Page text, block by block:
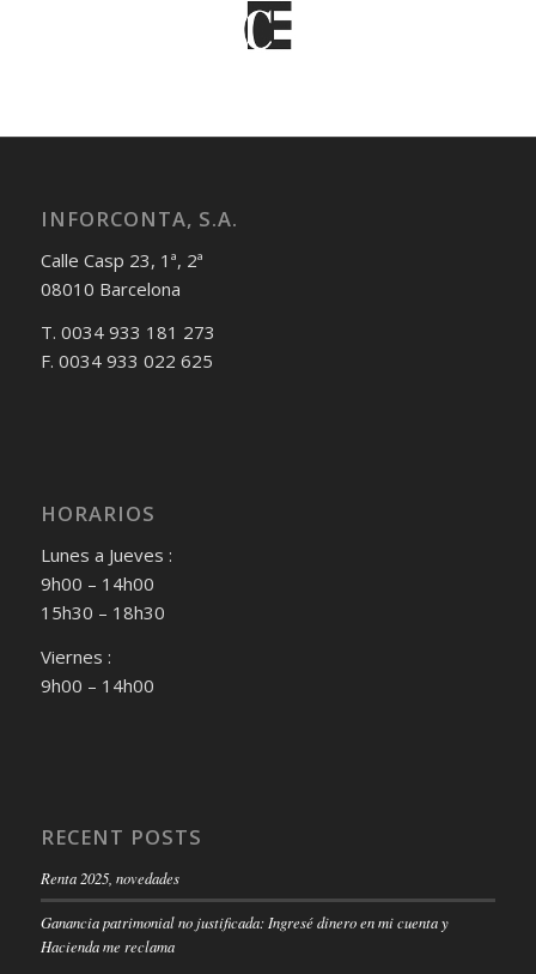
INFORCONTA, S.A.
Calle Casp 23, 1ª, 2ª
08010 Barcelona
T. 0034 933 181 273
F. 0034 933 022 625
HORARIOS
Lunes a Jueves :
9h00 – 14h00
15h30 – 18h30
Viernes :
9h00 – 14h00
RECENT POSTS
Renta 2025, novedades
Ganancia patrimonial no justificada: Ingresé dinero en mi cuenta y
Hacienda me reclama